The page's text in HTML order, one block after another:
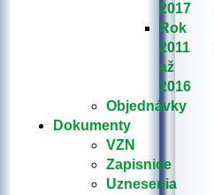
2017
Rok
2011
až
2016
Objednávky
Dokumenty
VZN
Zapisnice
Uznesenia